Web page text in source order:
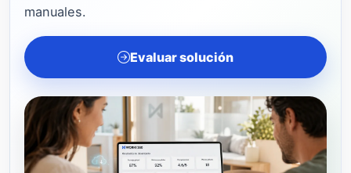
manuales.
Evaluar solución